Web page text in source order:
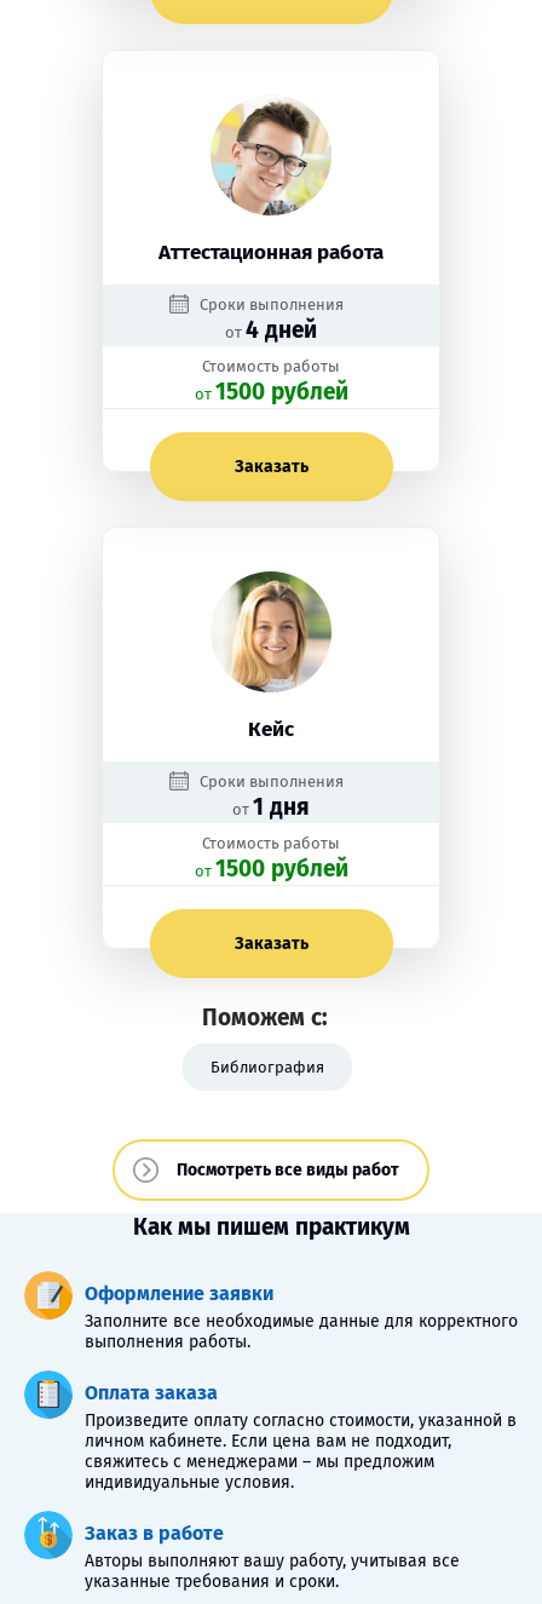
Аттестационная работа
Сроки выполнения
от 4 дней
Стоимость работы
oт 1500 рублей
Заказать
Кейс
Сроки выполнения
от 1 дня
Стоимость работы
oт 1500 рублей
Заказать
Поможем с:
Библиография
Посмотреть все виды работ
Как мы пишем практикум
Оформление заявки
Заполните все необходимые данные для корректного
выполнения работы.
Оплата заказа
Произведите оплату согласно стоимости, указанной в
личном кабинете. Если цена вам не подходит,
свяжитесь с менеджерами – мы предложим
индивидуальные условия.
Заказ в работе
Авторы выполняют вашу работу, учитывая все
указанные требования и сроки.